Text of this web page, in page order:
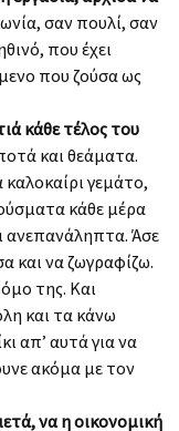
σαν πουλί, σαν
που έχει
που ζούσα ως
κάθε τέλος του
και θεάματα.
γεμάτο,
κάθε μέρα
ανεπανάληπτα. Άσε
και να ζωγραφίζω.
της. Και
και τα κάνω
απ’ αυτά για να
ακόμα με τον
να η οικονομική